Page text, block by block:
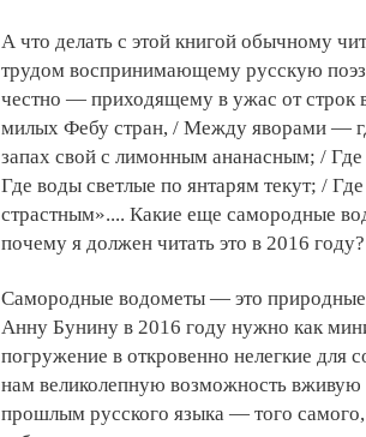
А что делать с этой книгой обычному
трудом воспринимающему русскую
честно — приходящему в ужас от строк
милых Фебу стран, / Между яворами —
запах свой с лимонным ананасным; /
Где воды светлые по янтарям текут; /
страстным».... Какие еще самородные
почему я должен читать это в 2016
Самородные водометы — это
Анну Бунину в 2016 году нужно как
погружение в откровенно нелегкие для
нам великолепную возможность
прошлым русского языка — того самого,